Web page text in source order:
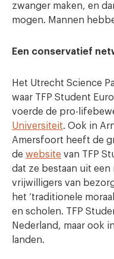
zwanger maken, en
mogen. Mannen
Een conservatief
Het Utrecht Science
waar TFP Student
voerde de pro-
Universiteit. Ook in
Amersfoort heeft de
de website van TFP
dat ze bestaan uit een
vrijwilligers van
het ‘traditionele
en scholen. TFP
Nederland, maar ook
landen.